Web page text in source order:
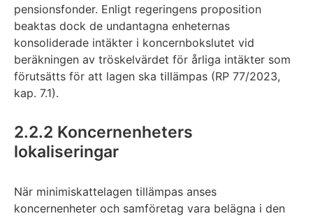
pensionsfonder. Enligt regeringens proposition
beaktas dock de undantagna enheternas
konsoliderade intäkter i koncernbokslutet vid
beräkningen av tröskelvärdet för årliga intäkter som
förutsätts för att lagen ska tillämpas (RP 77/2023,
kap. 7.1).
2.2.2 Koncernenheters
lokaliseringar
När minimiskattelagen tillämpas anses
koncernenheter och samföretag vara belägna i den